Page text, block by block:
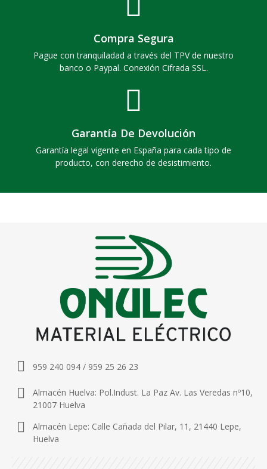
Compra Segura
Pague con tranquiladad a través del TPV de nuestro
banco o Paypal. Conexión Cifrada SSL.
Garantía De Devolución
Garantía legal vigente en España para cada tipo de
producto, con derecho de desistimiento.
959 240 094 / 959 25 26 23
Almacén Huelva: Pol.Indust. La Paz Av. Las Veredas nº10,
21007 Huelva
Almacén Lepe: Calle Cañada del Pilar, 11, 21440 Lepe,
Huelva